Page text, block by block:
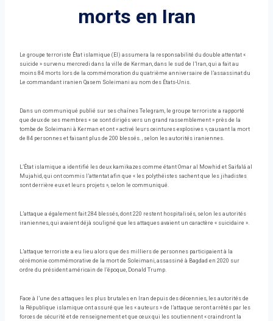
morts en Iran
Le groupe terroriste État islamique (EI) assumera la responsabilité du double attentat «
suicide » survenu mercredi dans la ville de Kerman, dans le sud de l’Iran, qui a fait au
moins 84 morts lors de la commémoration du quatrième anniversaire de l’assassinat du
Le commandant iranien Qasem Soleimani au nom des États-Unis.
Dans un communiqué publié sur ses chaînes Telegram, le groupe terroriste a rapporté
que deux de ses membres « se sont dirigés vers un grand rassemblement » près de la
tombe de Soleimani à Kerman et ont « activé leurs ceintures explosives », causant la mort
de 84 personnes et faisant plus de 200 blessés. , selon les autorités iraniennes.
L’État islamique a identifié les deux kamikazes comme étant Omar al Mowhid et Saifalá al
Mujahid, qui ont commis l’attentat afin que « les polythéistes sachent que les jihadistes
sont derrière eux et leurs projets », selon le communiqué.
L’attaque a également fait 284 blessés, dont 220 restent hospitalisés, selon les autorités
iraniennes, qui avaient déjà souligné que les attaques avaient un caractère « suicidaire ».
L’attaque terroriste a eu lieu alors que des milliers de personnes participaient à la
cérémonie commémorative de la mort de Soleimani, assassiné à Bagdad en 2020 sur
ordre du président américain de l’époque, Donald Trump.
Face à l’une des attaques les plus brutales en Iran depuis des décennies, les autorités de
la République islamique ont assuré que les « auteurs » de l’attaque seront arrêtés par les
forces de sécurité et de renseignement et que ceux qui les soutiennent « craindront la